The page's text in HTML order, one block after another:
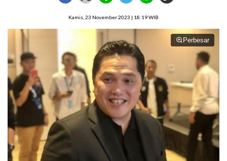
Kamis, 23 November 2023 | 18:19 WIB
Perbesar